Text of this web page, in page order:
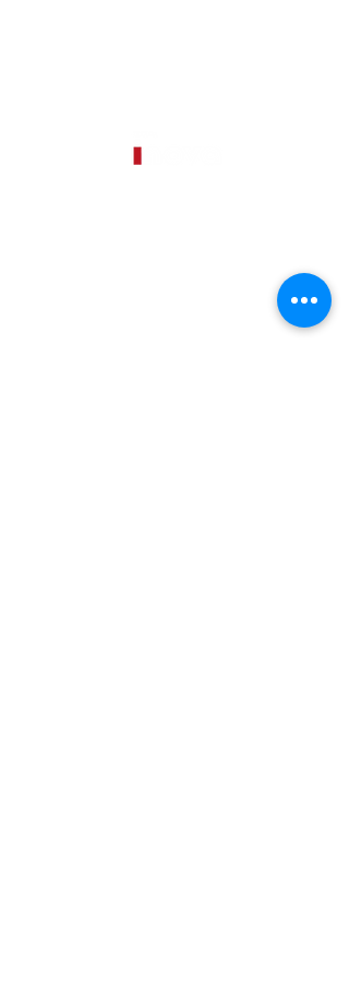
Email: arturo@editorainova.com.br